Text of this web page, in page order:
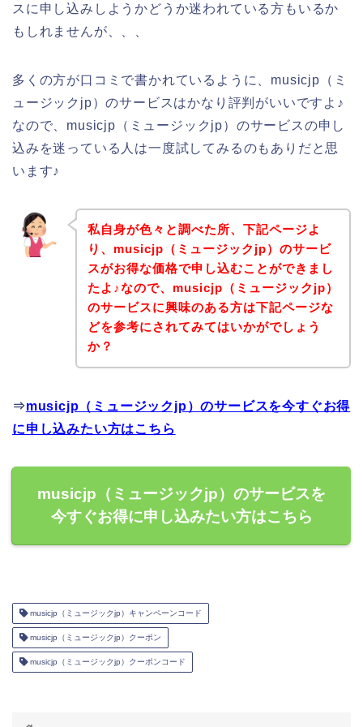
スに申し込みしようかどうか迷われている方もいるか
もしれませんが、、、
多くの方が口コミで書かれているように、musicjp（ミ
ュージックjp）のサービスはかなり評判がいいですよ♪
なので、musicjp（ミュージックjp）のサービスの申し
込みを迷っている人は一度試してみるのもありだと思
います♪
私自身が色々と調べた所、下記ページよ
り、musicjp（ミュージックjp）のサービ
スがお得な価格で申し込むことができまし
たよ♪なので、musicjp（ミュージックjp）
のサービスに興味のある方は下記ページな
どを参考にされてみてはいかがでしょう
か？
⇒musicjp（ミュージックjp）のサービスを今すぐお得
に申し込みたい方はこちら
musicjp（ミュージックjp）のサービスを
今すぐお得に申し込みたい方はこちら
musicjp（ミュージックjp）キャンペーンコード
musicjp（ミュージックjp）クーポン
musicjp（ミュージックjp）クーポンコード